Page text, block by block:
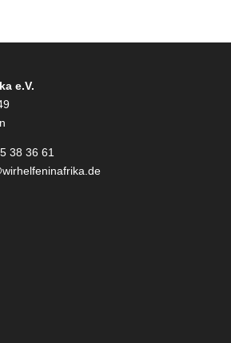
e.V.
38 36 61